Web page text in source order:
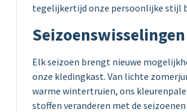
tegelijkertijd onze persoonlijke stijl
Seizoenswisselingen
Elk seizoen brengt nieuwe
onze kledingkast. Van lichte
warme wintertruien, ons
stoffen veranderen met de